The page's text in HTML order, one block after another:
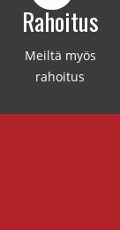
Rahoitus
Meiltä myös
rahoitus